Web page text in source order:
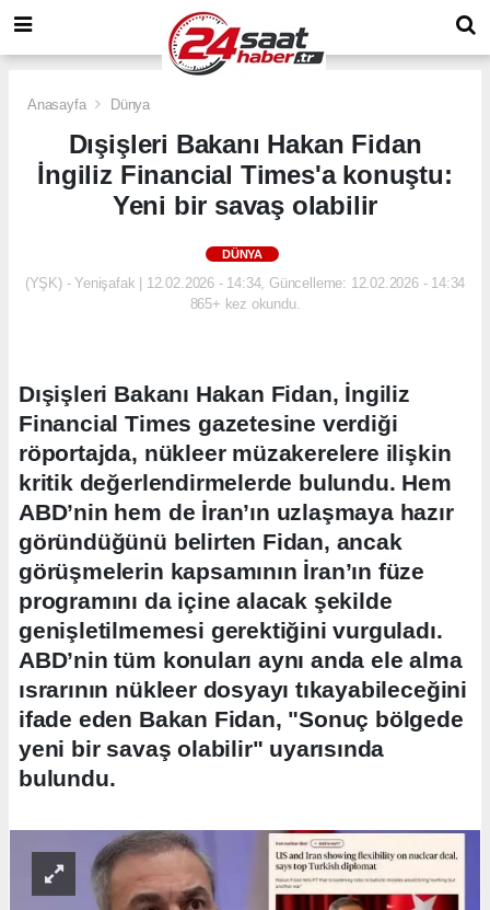
Anasayfa Dünya
Dışişleri Bakanı Hakan Fidan
İngiliz Financial Times'a konuştu:
Yeni bir savaş olabilir
DÜNYA
(YŞK) - Yenişafak | 12.02.2026 - 14:34, Güncelleme: 12.02.2026 - 14:34
865+ kez okundu.
Dışişleri Bakanı Hakan Fidan, İngiliz
Financial Times gazetesine verdiği
röportajda, nükleer müzakerelere ilişkin
kritik değerlendirmelerde bulundu. Hem
ABD’nin hem de İran’ın uzlaşmaya hazır
göründüğünü belirten Fidan, ancak
görüşmelerin kapsamının İran’ın füze
programını da içine alacak şekilde
genişletilmemesi gerektiğini vurguladı.
ABD’nin tüm konuları aynı anda ele alma
ısrarının nükleer dosyayı tıkayabileceğini
ifade eden Bakan Fidan, "Sonuç bölgede
yeni bir savaş olabilir" uyarısında
bulundu.